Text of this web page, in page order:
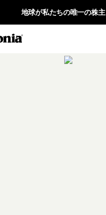
地球が私たちの唯一の株主